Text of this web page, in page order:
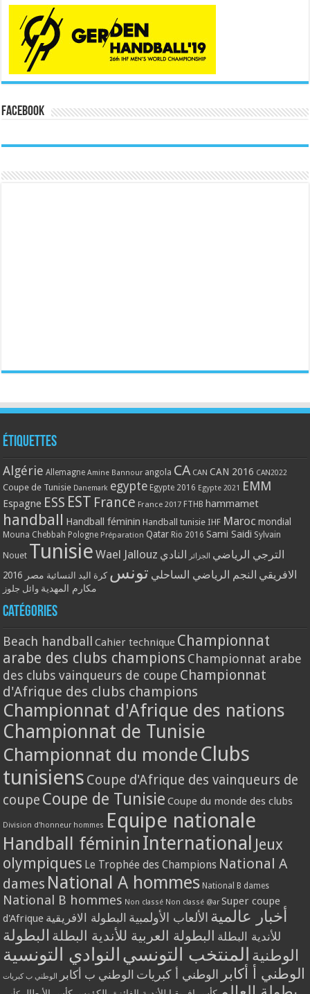
Facebook
Étiquettes
Algérie Allemagne Amine Bannour angola CA CAN CAN 2016 CAN2022
Coupe de Tunisie Danemark egypte Egypte 2016 Egypte 2021 EMM
Espagne ESS EST France France 2017 FTHB hammamet
handball Handball féminin Handball tunisie IHF Maroc mondial
Mouna Chebbah Pologne Préparation Qatar Rio 2016 Sami Saidi Sylvain
Nouet Tunisie Wael Jallouz الترجي الرياضي الجزائر
النادي
الافريقي النجم الرياضي الساحلي تونس كرة اليد النسائية مصر 2016
مكارم المهدية وائل جلوز
Catégories
Beach handball Cahier technique Championnat
arabe des clubs champions Championnat arabe
des clubs vainqueurs de coupe Championnat
d'Afrique des clubs champions
Championnat d'Afrique des nations
Championnat de Tunisie
Championnat du monde Clubs
tunisiens Coupe d'Afrique des vainqueurs de
coupe Coupe de Tunisie Coupe du monde des clubs
Division d'honneur hommes Equipe nationale
Handball féminin International
Jeux
olympiques Le Trophée des Champions National A
dames National A hommes National B dames
National B hommes Non classé Non classé @ar Super coupe
d'Afrique
أخبار عالمية الألعاب الأولمبية البطولة الافريقية
للأندية البطلة البطولة العربية للأندية البطلة البطولة
الوطنية المنتخب التونسي النوادي التونسية
الوطني أ أكابر الوطني أ كبريات الوطني ب أكابر الوطني ب كبريات